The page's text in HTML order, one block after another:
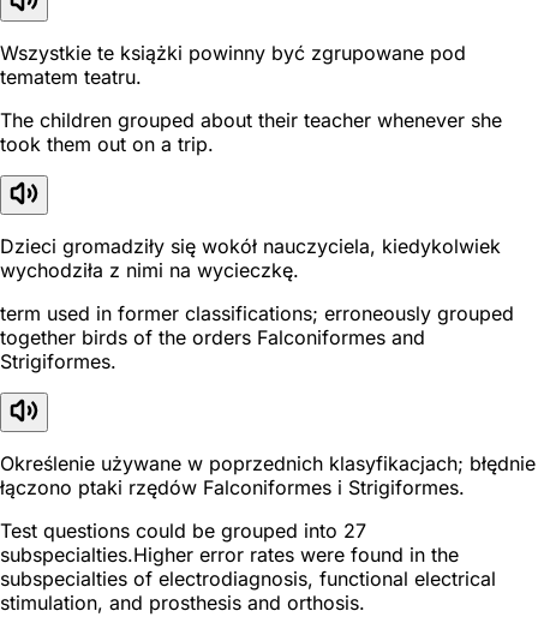
Wszystkie te książki powinny być zgrupowane pod
tematem teatru.
The children grouped about their teacher whenever she
took them out on a trip.
Dzieci gromadziły się wokół nauczyciela, kiedykolwiek
wychodziła z nimi na wycieczkę.
term used in former classifications; erroneously grouped
together birds of the orders Falconiformes and
Strigiformes.
Określenie używane w poprzednich klasyfikacjach; błędnie
łączono ptaki rzędów Falconiformes i Strigiformes.
Test questions could be grouped into 27
subspecialties.Higher error rates were found in the
subspecialties of electrodiagnosis, functional electrical
stimulation, and prosthesis and orthosis.